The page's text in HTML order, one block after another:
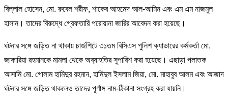
বিল্লাল হোসেন, মো. রুবেল শরীফ, শাকের আহমেদ আল-আমিন এবং এম এম নাজমুল
হাসান। তাদের বিরুদ্ধে গ্রেফতারি পরোয়ানা জারির আবেদন করা হয়েছে।
ঘটনার সঙ্গে জড়িত না থাকায় চার্জশিটে ৩১তম বিসিএস পুলিশ ক্যাডারের কর্মকর্তা মো.
জাকারিয়া রহমানকে মামলা থেকে অব্যাহতির সুপারিশ করা হয়েছে। এছাড়া পলাতক
আসামি মো. গোলাম হামিদুর রহমান, হামিদুল ইসলাম জিয়া, মো. মাহাবুব আলম এবং আজাদ
ঘটনার সঙ্গে জড়িত থাকলেও তাদের পূর্ণাঙ্গ নাম-ঠিকানা সংগ্রহ করা যায়নি।